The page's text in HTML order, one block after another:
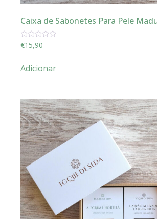
Caixa de Sabonetes Para Pele
Avaliação
0
€15,90
Adicionar